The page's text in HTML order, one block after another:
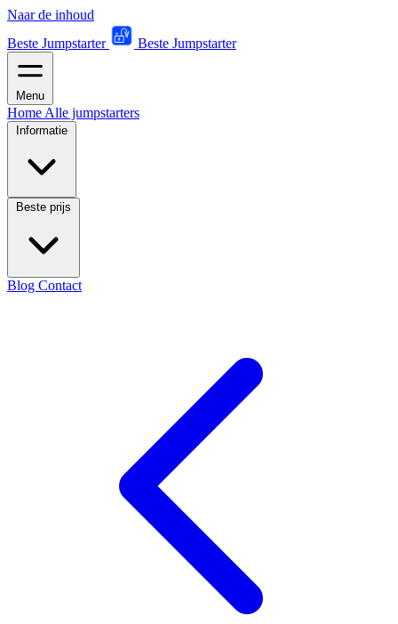
Naar de inhoud
Beste Jumpstarter
Beste Jumpstarter
Menu
Home Alle jumpstarters
Informatie
Beste prijs
Blog Contact